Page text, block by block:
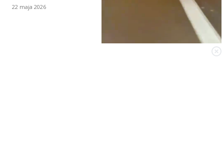
22 maja 2026